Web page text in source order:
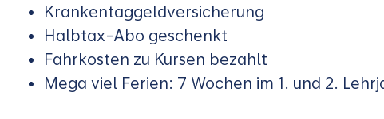
Krankentaggeldversicherung
Halbtax-Abo geschenkt
Fahrkosten zu Kursen bezahlt
Mega viel Ferien: 7 Wochen im 1. und 2.